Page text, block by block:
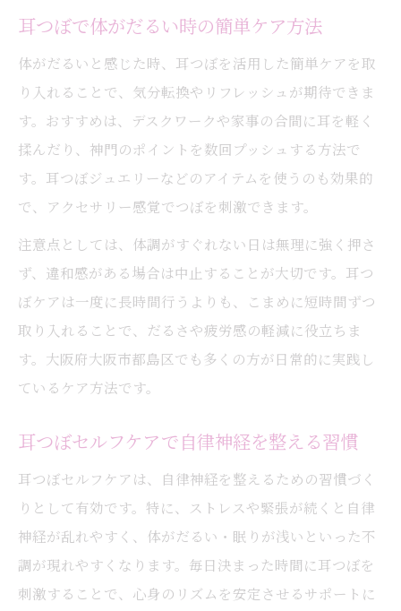
耳つぼで体がだるい時の簡単ケア方法
体がだるいと感じた時、耳つぼを活用した簡単ケアを取
り入れることで、気分転換やリフレッシュが期待できま
す。おすすめは、デスクワークや家事の合間に耳を軽く
揉んだり、神門のポイントを数回プッシュする方法で
す。耳つぼジュエリーなどのアイテムを使うのも効果的
で、アクセサリー感覚でつぼを刺激できます。
注意点としては、体調がすぐれない日は無理に強く押さ
ず、違和感がある場合は中止することが大切です。耳つ
ぼケアは一度に長時間行うよりも、こまめに短時間ずつ
取り入れることで、だるさや疲労感の軽減に役立ちま
す。大阪府大阪市都島区でも多くの方が日常的に実践し
ているケア方法です。
耳つぼセルフケアで自律神経を整える習慣
耳つぼセルフケアは、自律神経を整えるための習慣づく
りとして有効です。特に、ストレスや緊張が続くと自律
神経が乱れやすく、体がだるい・眠りが浅いといった不
調が現れやすくなります。毎日決まった時間に耳つぼを
刺激することで、心身のリズムを安定させるサポートに